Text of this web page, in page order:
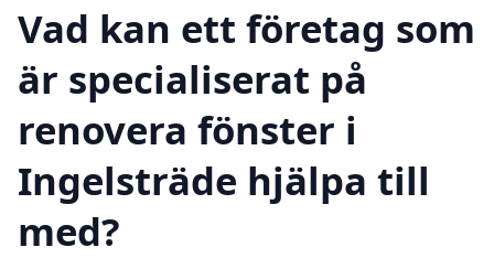
Vad kan ett företag som
är specialiserat på
renovera fönster i
Ingelsträde hjälpa till
med?